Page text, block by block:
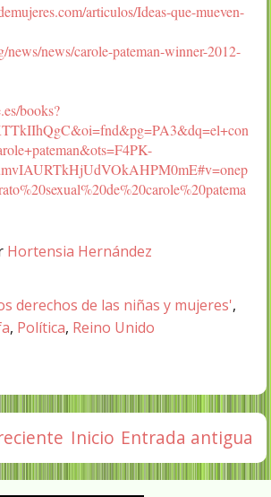
articulos/Ideas-que-mueven-
news/carole-pateman-winner-2012-
books?
Hortensia Hernández
derechos de las niñas y mujeres',
, Política, Reino Unido
Entrada antigua
Inicio